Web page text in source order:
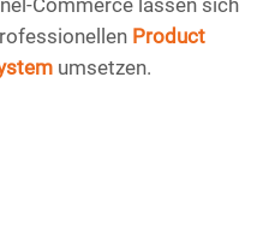
Commerce lassen sich
Product
umsetzen.